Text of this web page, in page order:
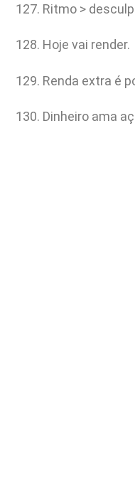
Ritmo >
Hoje vai render.
Renda extra é
Dinheiro ama